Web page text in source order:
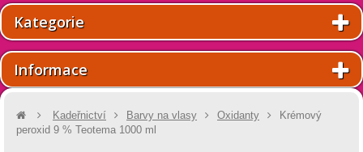
Kategorie
Informace
Kadeřnictví Barvy na vlasy Oxidanty
Krémový
peroxid 9 % Teotema 1000 ml